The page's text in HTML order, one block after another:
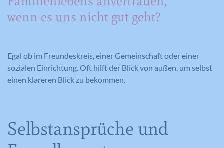
wenn es uns nicht gut geht?
Egal ob im Freundeskreis, einer Gemeinschaft oder einer
sozialen Einrichtung. Oft hilft der Blick von außen, um selbst
einen klareren Blick zu bekommen.
Selbstansprüche und
Anbieter Meine Familie
Zweck
Eindeutige ID, die die Sitzung des
Benutzers identifiziert.
Anbieter Meine Familie
Laufzeit 1 Minute
einzuschränken.
Anbieter Google Analytics
Diese Cookies werden dazu verwendet, die
Besucher all unserer Websites nachzuverfolgen.
Sie können dazu verwendet werden, ein Profil des
oder eindeutige Daten gesammelt werden.
Anonymisierte Daten werden evtl. mit Dritten
Anbieter Google Maps